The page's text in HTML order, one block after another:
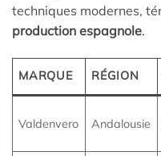
techniques modernes,
production espagnole.
MARQUE RÉGION
Valdenvero Andalousie